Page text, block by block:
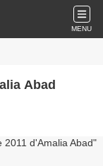
MENU
Abad